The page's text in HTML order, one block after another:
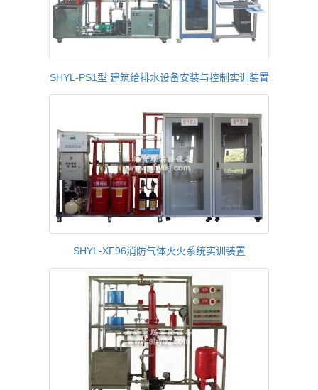
SHYL-PS1型 建筑给排水设备安装与控制实训装置
SHYL-XF96消防气体灭火系统实训装置